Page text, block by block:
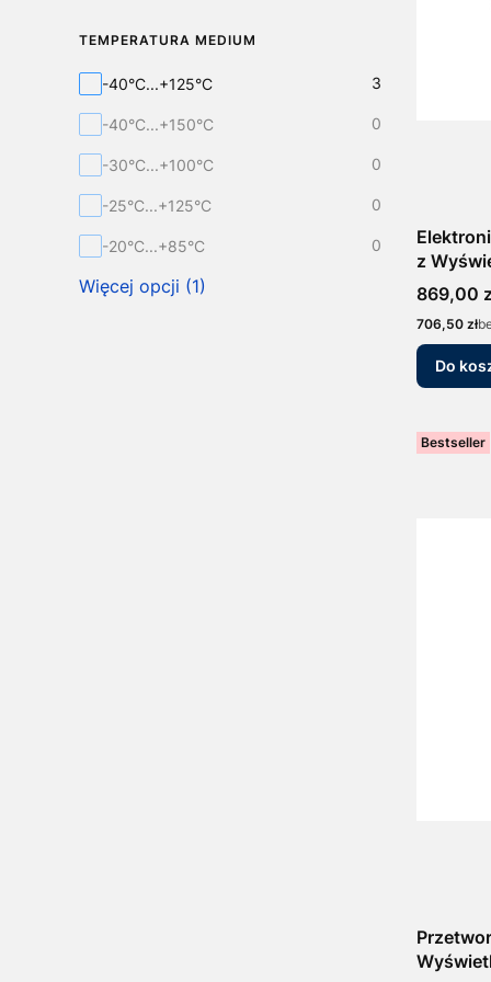
TEMPERATURA MEDIUM
Temperatura Medium
-40°C...+125°C 3
-40°C...+150°C 0
-30°C...+100°C 0
-25°C...+125°C 0
-20°C...+85°C 0
Więcej opcji (1)
z
20mA/
Cena
869,00
Cena
706,50 zł
Do
Bestseller